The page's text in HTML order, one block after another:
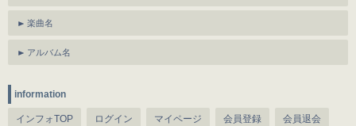
楽曲名
アルバム名
information
インフォTOP ログイン マイページ 会員登録 会員退会